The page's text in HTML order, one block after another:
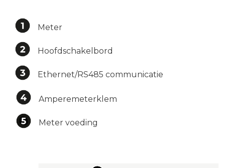
Meter
Hoofdschakelbord
Ethernet/RS485 communicatie
Amperemeterklem
Meter voeding